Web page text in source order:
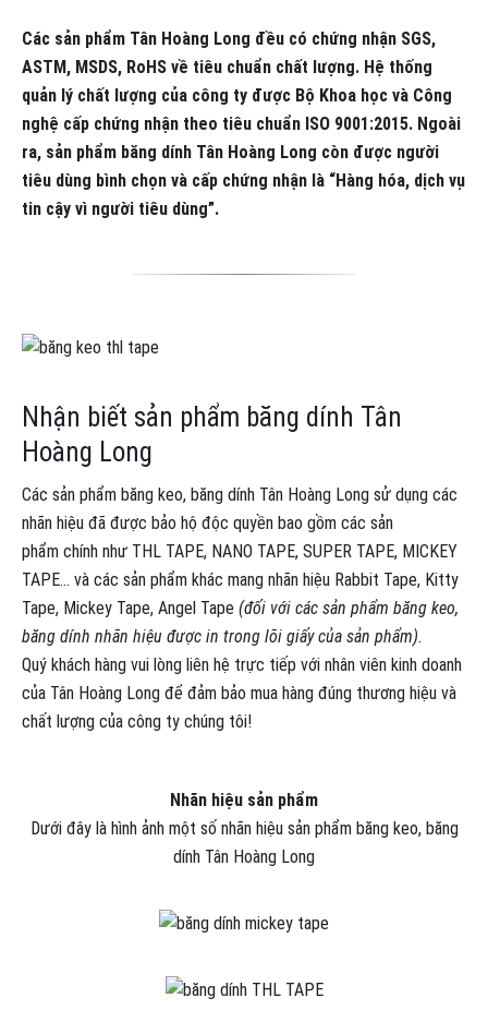
Các sản phẩm Tân Hoàng Long đều có chứng nhận SGS,
ASTM, MSDS, RoHS về tiêu chuẩn chất lượng. Hệ thống
quản lý chất lượng của công ty được Bộ Khoa học và Công
nghệ cấp chứng nhận theo tiêu chuẩn ISO 9001:2015. Ngoài
ra, sản phẩm băng dính Tân Hoàng Long còn được người
tiêu dùng bình chọn và cấp chứng nhận là “Hàng hóa, dịch vụ
tin cậy vì người tiêu dùng”.
Nhận biết sản phẩm băng dính Tân
Hoàng Long
Các sản phẩm băng keo, băng dính Tân Hoàng Long sử dụng các
nhãn hiệu đã được bảo hộ độc quyền bao gồm các sản
phẩm chính như THL TAPE, NANO TAPE, SUPER TAPE, MICKEY
TAPE… và các sản phẩm khác mang nhãn hiệu Rabbit Tape, Kitty
Tape, Mickey Tape, Angel Tape (đối với các sản phẩm băng keo,
băng dính nhãn hiệu được in trong lõi giấy của sản phẩm).
Quý khách hàng vui lòng liên hệ trực tiếp với nhân viên kinh doanh
của Tân Hoàng Long để đảm bảo mua hàng đúng thương hiệu và
chất lượng của công ty chúng tôi!
Nhãn hiệu sản phẩm
Dưới đây là hình ảnh một số nhãn hiệu sản phẩm băng keo, băng
dính Tân Hoàng Long